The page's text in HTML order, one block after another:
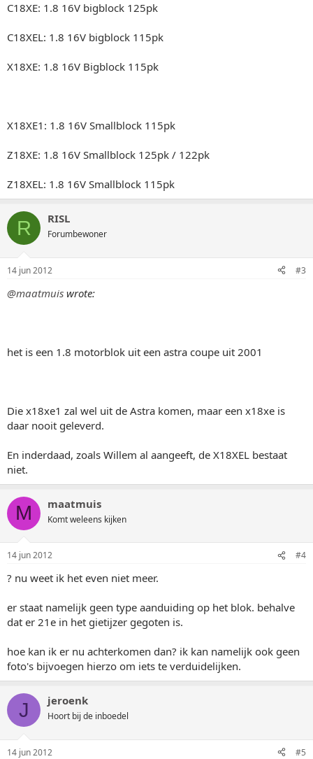
C18XE: 1.8 16V bigblock 125pk
C18XEL: 1.8 16V bigblock 115pk
X18XE: 1.8 16V Bigblock 115pk
X18XE1: 1.8 16V Smallblock 115pk
Z18XE: 1.8 16V Smallblock 125pk / 122pk
Z18XEL: 1.8 16V Smallblock 115pk
R RISL
Forumbewoner
14 jun 2012 #3
@maatmuis wrote:
het is een 1.8 motorblok uit een astra coupe uit 2001
Die x18xe1 zal wel uit de Astra komen, maar een x18xe is
daar nooit geleverd.
En inderdaad, zoals Willem al aangeeft, de X18XEL bestaat
niet.
M maatmuis
Komt weleens kijken
14 jun 2012 #4
? nu weet ik het even niet meer.
er staat namelijk geen type aanduiding op het blok. behalve
dat er 21e in het gietijzer gegoten is.
hoe kan ik er nu achterkomen dan? ik kan namelijk ook geen
foto's bijvoegen hierzo om iets te verduidelijken.
J jeroenk
Hoort bij de inboedel
14 jun 2012 #5